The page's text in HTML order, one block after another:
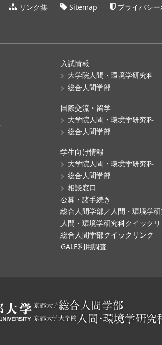
リンク集 Sitemap プライバシ
入試情報
大学院人間・環境学研究科
総合人間学部
国際交流・留学
大学院人間・環境学研究科
総合人間学部
学生向け情報
大学院人間・環境学研究科
総合人間学部
相談窓口
公募・諸手続き
総合人間学部／人間・環境学
人間・環境学研究科クイックリ
総合人間学部クイックリンク
GALE利用調査